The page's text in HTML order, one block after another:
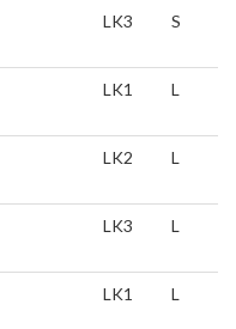
LK3 S
LK1 L
LK2 L
LK3 L
LK1 L